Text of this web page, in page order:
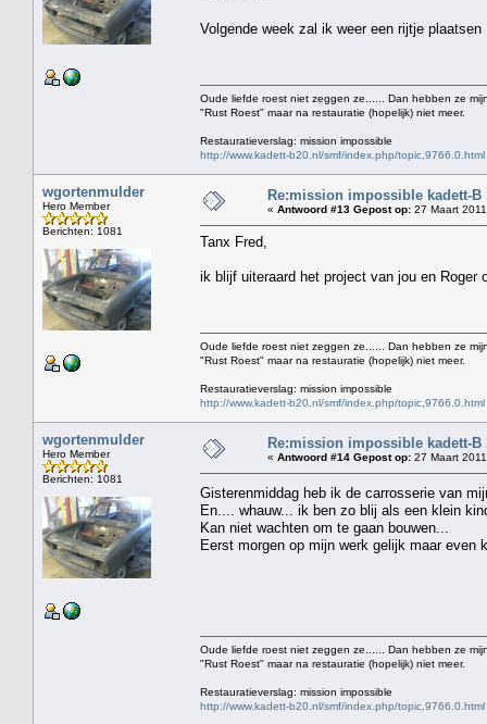
Volgende week zal ik weer een rijtje
Oude liefde roest niet zeggen ze...... Dan hebben ze
"Rust Roest" maar na restauratie (hopelijk) niet meer.
Restauratieverslag: mission impossible
http://www.kadett-b20.nl/smf/index.php/topic,9766.0.html
wgortenmulder
Hero Member
Berichten: 1081
Re:mission impossible kadett-B
« Antwoord #13 Gepost op: 27 Maart
Tanx Fred,
ik blijf uiteraard het project van jou en Roger
Oude liefde roest niet zeggen ze...... Dan hebben ze
"Rust Roest" maar na restauratie (hopelijk) niet meer.
Restauratieverslag: mission impossible
http://www.kadett-b20.nl/smf/index.php/topic,9766.0.html
wgortenmulder
Hero Member
Berichten: 1081
Re:mission impossible kadett-B
« Antwoord #14 Gepost op: 27 Maart
Gisterenmiddag heb ik de carrosserie van
En.... whauw... ik ben zo blij als een klein
Kan niet wachten om te gaan bouwen...
Eerst morgen op mijn werk gelijk maar
Oude liefde roest niet zeggen ze...... Dan hebben ze
"Rust Roest" maar na restauratie (hopelijk) niet meer.
Restauratieverslag: mission impossible
http://www.kadett-b20.nl/smf/index.php/topic,9766.0.html